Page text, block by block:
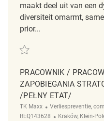
maakt deel uit van een
diversiteit omarmt,
prior...
Redden Pracownik /
PRACOWNIK /
ZAPOBIEGANIA
/PEŁNY ETAT/
TK Maxx Categorie
Verliespreventie,
REQ143628
Plaats
Kraków, Klein-